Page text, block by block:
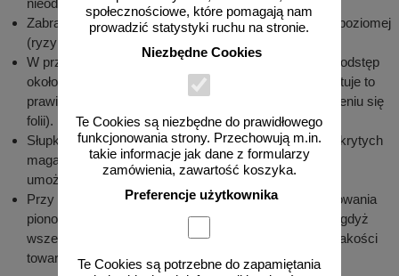
społecznościowe, które pomagają nam
prowadzić statystyki ruchu na stronie.
Niezbędne Cookies
Te Cookies są niezbędne do prawidłowego
funkcjonowania strony. Przechowują m.in.
takie informacje jak dane z formularzy
zamówienia, zawartość koszyka.
Preferencje użytkownika
Te Cookies są potrzebne do zapamiętania
nieodwracalną utratę odblaskowości folii.
Zabrania się składowania znaków lub tablic w pozycji poziomej
(ryzyko uszkodzenia folii).
W przypadku długiego składowania należy zachować odstęp
około 10 cm pomiędzy licami tablic lub znaku (gwarantuje to
prawidłową cyrkulację powietrza i zapobiega marszczeniu się
folii).
Słupki, uchwyty i inne elementy przechowywane w odkrytych
magazynach składować w ażurowych pojemnikach
umożliwiających ściekanie wody.
Przy rozładunku i przechowywaniu elementów oznakowania
pionowego należy zachować szczególną ostrożność, gdyż
wszelkiego rodzaju zarysowania powodują obniżenie jakości
towaru.